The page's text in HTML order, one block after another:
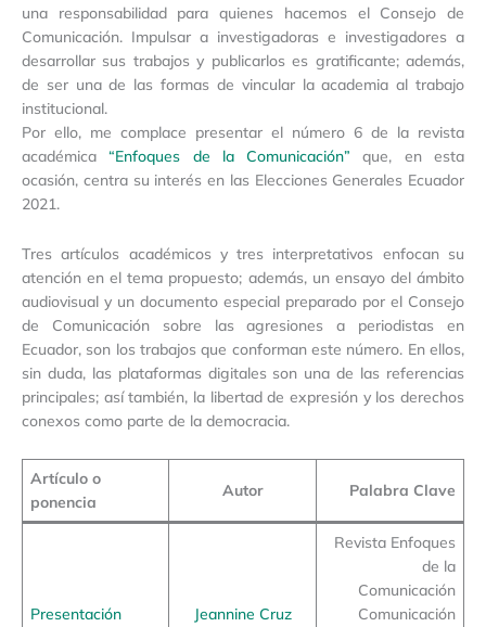
una responsabilidad para quienes hacemos el Consejo de
Comunicación. Impulsar a investigadoras e investigadores a
desarrollar sus trabajos y publicarlos es gratificante; además,
de ser una de las formas de vincular la academia al trabajo
institucional.
Por ello, me complace presentar el número 6 de la revista
académica“Enfoques de la Comunicación” que, en esta
ocasión, centra su interés en las Elecciones Generales Ecuador
2021.
Tres artículos académicos y tres interpretativos enfocan su
atención en el tema propuesto; además, un ensayo del ámbito
audiovisual y un documento especial preparado por el Consejo
de Comunicación sobre las agresiones a periodistas en
Ecuador, son los trabajos que conforman este número. En ellos,
sin duda, las plataformas digitales son una de las referencias
principales; así también, la libertad de expresión y los derechos
conexos como parte de la democracia.
Artículo o
ponencia
Autor Palabra Clave
Presentación Jeannine Cruz
Revista Enfoques
de la
Comunicación
Comunicación